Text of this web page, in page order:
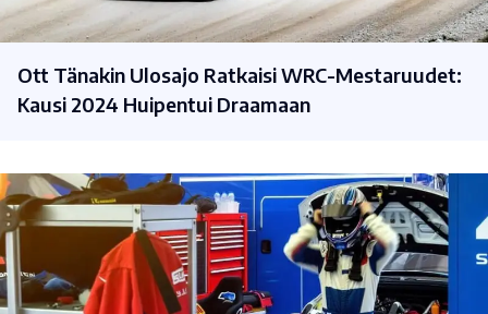
Ott Tänakin Ulosajo Ratkaisi WRC-Mestaruudet:
Kausi 2024 Huipentui Draamaan